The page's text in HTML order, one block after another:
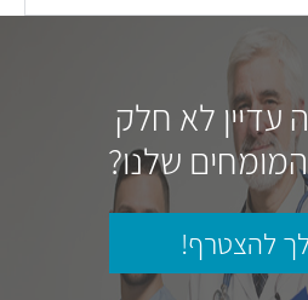
עדיין לא חלק
שלנו?
להצטרף!